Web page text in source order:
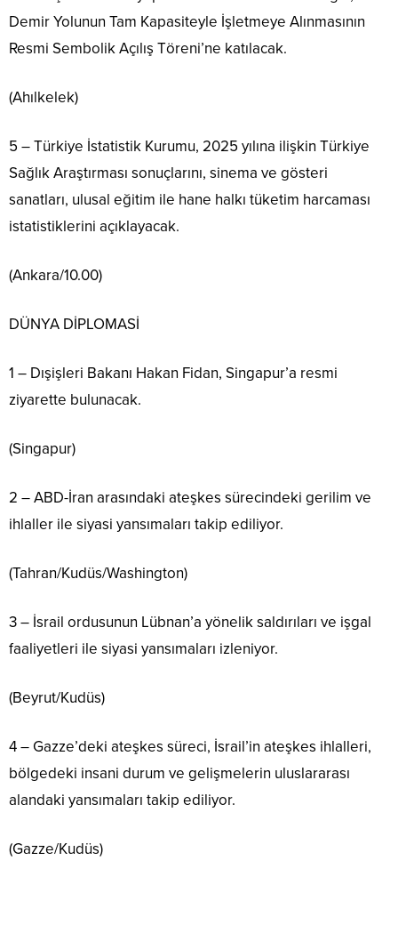
Demir Yolunun Tam Kapasiteyle İşletmeye Alınmasının
Resmi Sembolik Açılış Töreni’ne katılacak.
(Ahılkelek)
5 – Türkiye İstatistik Kurumu, 2025 yılına ilişkin Türkiye
Sağlık Araştırması sonuçlarını, sinema ve gösteri
sanatları, ulusal eğitim ile hane halkı tüketim harcaması
istatistiklerini açıklayacak.
(Ankara/10.00)
DÜNYA DİPLOMASİ
1 – Dışişleri Bakanı Hakan Fidan, Singapur’a resmi
ziyarette bulunacak.
(Singapur)
2 – ABD-İran arasındaki ateşkes sürecindeki gerilim ve
ihlaller ile siyasi yansımaları takip ediliyor.
(Tahran/Kudüs/Washington)
3 – ⁠⁠⁠İsrail ordusunun Lübnan’a yönelik saldırıları ve işgal
faaliyetleri ile siyasi yansımaları izleniyor.
(Beyrut/Kudüs)
4 – ⁠⁠⁠Gazze’deki ateşkes süreci, İsrail’in ateşkes ihlalleri,
bölgedeki insani durum ve gelişmelerin uluslararası
alandaki yansımaları takip ediliyor.
(Gazze/Kudüs)